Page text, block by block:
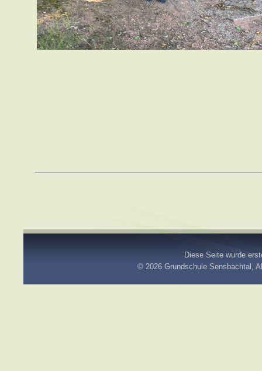
Diese Seite wurde
© 2026 Grundschule Sensbachtal ,